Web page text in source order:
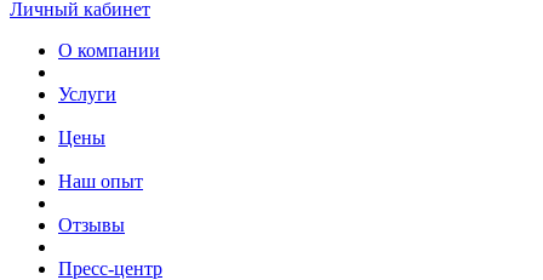
Личный кабинет
О компании
Услуги
Цены
Наш опыт
Отзывы
Пресс-центр